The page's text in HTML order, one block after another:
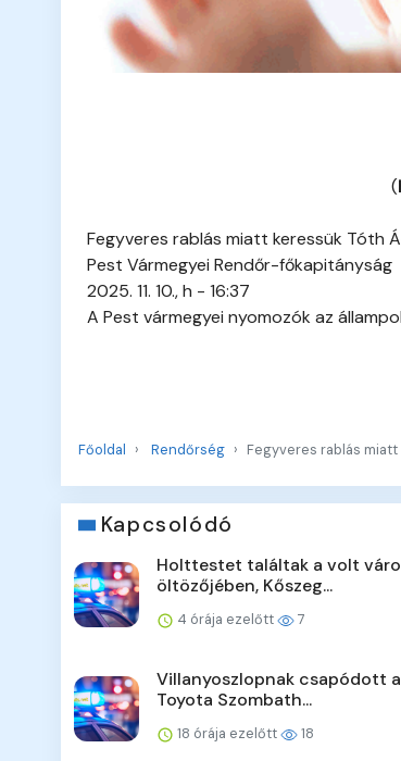
(
Fegyveres rablás miatt keressük Tóth
Pest Vármegyei Rendőr-főkapitányság
2025. 11. 10., h - 16:37
A Pest vármegyei nyomozók az
Főoldal Rendőrség Fegyveres rablás
Kapcsolódó
Holttestet találtak a volt
öltözőjében, Kőszeg...
4 órája ezelőtt 7
Villanyoszlopnak csapódott
Toyota Szombath...
18 órája ezelőtt 18